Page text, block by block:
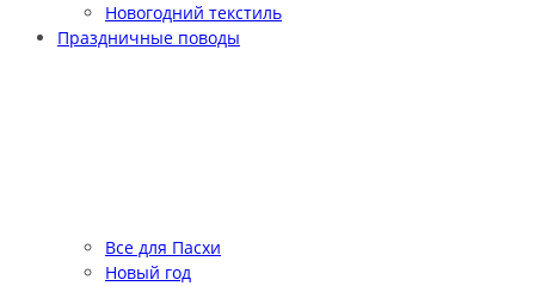
Новогодний текстиль
Праздничные поводы
Все для Пасхи
Новый год